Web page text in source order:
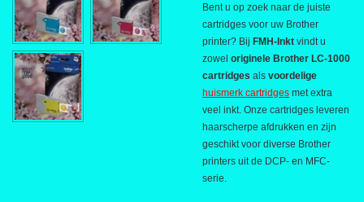
Bent u op zoek naar de juiste
cartridges voor uw Brother
printer? Bij FMH-Inkt vindt u
zowel originele Brother LC-1000
cartridges als voordelige
huismerk cartridges met extra
veel inkt. Onze cartridges leveren
haarscherpe afdrukken en zijn
geschikt voor diverse Brother
printers uit de DCP- en MFC-
serie.